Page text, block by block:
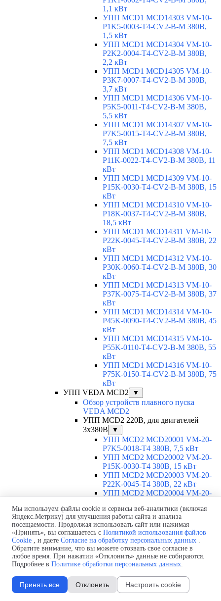
1,1 кВт
УПП MCD1 MCD14303 VM-10-
P1K5-0003-T4-CV2-B-M 380В,
1,5 кВт
УПП MCD1 MCD14304 VM-10-
P2K2-0004-T4-CV2-B-M 380В,
2,2 кВт
УПП MCD1 MCD14305 VM-10-
P3K7-0007-T4-CV2-B-M 380В,
3,7 кВт
УПП MCD1 MCD14306 VM-10-
P5K5-0011-T4-CV2-B-M 380В,
5,5 кВт
УПП MCD1 MCD14307 VM-10-
P7K5-0015-T4-CV2-B-M 380В,
7,5 кВт
УПП MCD1 MCD14308 VM-10-
P11K-0022-T4-CV2-B-M 380В, 11
кВт
УПП MCD1 MCD14309 VM-10-
P15K-0030-T4-CV2-B-M 380В, 15
кВт
УПП MCD1 MCD14310 VM-10-
P18K-0037-T4-CV2-B-M 380В,
18,5 кВт
УПП MCD1 MCD14311 VM-10-
P22K-0045-T4-CV2-B-M 380В, 22
кВт
УПП MCD1 MCD14312 VM-10-
P30K-0060-T4-CV2-B-M 380В, 30
кВт
УПП MCD1 MCD14313 VM-10-
P37K-0075-T4-CV2-B-M 380В, 37
кВт
УПП MCD1 MCD14314 VM-10-
P45K-0090-T4-CV2-B-M 380В, 45
кВт
УПП MCD1 MCD14315 VM-10-
P55K-0110-T4-CV2-B-M 380В, 55
кВт
УПП MCD1 MCD14316 VM-10-
P75K-0150-T4-CV2-B-M 380В, 75
кВт
УПП VEDA MCD2
▼
Обзор устройств плавного пуска
VEDA MCD2
УПП MCD2 220В, для двигателей
3х380В
▼
УПП MCD2 MCD20001 VM-20-
P7K5-0018-T4 380В, 7,5 кВт
УПП MCD2 MCD20002 VM-20-
P15K-0030-T4 380В, 15 кВт
УПП MCD2 MCD20003 VM-20-
P22K-0045-T4 380В, 22 кВт
УПП MCD2 MCD20004 VM-20-
УПП MCD2 MCD20005 VM-20-
P37K-0075-T4 380В, 37 кВт
УПП MCD2 MCD20006 VM-20-
P45K-0090-T4 380В, 45 кВт
УПП MCD2 MCD20007 VM-20-
P55K-0110-T4 380В, 55 кВт
УПП MCD2 MCD20008 VM-20-
УПП MCD2 MCD20009 VM-20-
P90K-0175-T4 380В, 90 кВт
Мы используем файлы cookie и сервисы веб-аналитики (включая
Яндекс.Метрику) для улучшения работы сайта и анализа
посещаемости. Продолжая использовать сайт или нажимая
«Принять», вы соглашаетесь с Политикой использования файлов
Cookie , и даете Согласие на обработку персональных данных .
Обратите внимание, что вы можете отозвать свое согласие в
любое время. При нажатии «Отклонить» данные не собираются.
Подробнее в Политике обработки персональных данных.
Принять все Отклонить Настроить cookie